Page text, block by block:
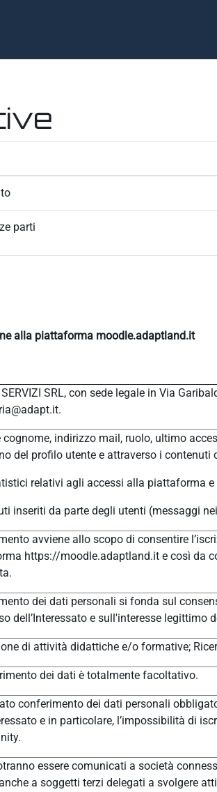
parti
alla piattaforma moodle.adaptland.it
SRL, con sede legale in Via
cognome, indirizzo mail, ruolo, ultimo
del profilo utente e attraverso i
relativi agli accessi alla piattaforma
inseriti da parte degli utenti (messaggi
avviene allo scopo di consentire
https://moodle.adaptland.it e così da
dei dati personali si fonda sul
dell’Interessato e sull'interesse legittimo
di attività didattiche e/o formative;
dei dati è totalmente facoltativo.
conferimento dei dati personali
e in particolare, l’impossibilità di
essere comunicati a società
a soggetti terzi delegati a svolgere